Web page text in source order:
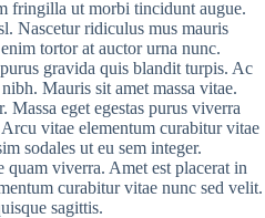
fringilla ut morbi tincidunt augue.
Nascetur ridiculus mus mauris
tortor at auctor urna nunc.
gravida quis blandit turpis. Ac
Mauris sit amet massa vitae.
eget egestas purus viverra
vitae elementum curabitur vitae
sodales ut eu sem integer.
viverra. Amet est placerat in
curabitur vitae nunc sed velit.
sagittis.